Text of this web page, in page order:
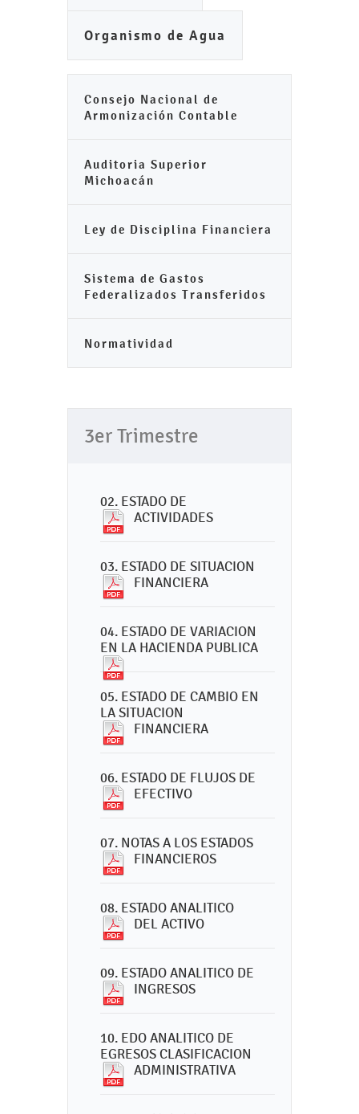
Organismo de Agua
Consejo Nacional de
Armonización Contable
Auditoria Superior
Michoacán
Ley de Disciplina Financiera
Sistema de Gastos
Federalizados Transferidos
Normatividad
3er Trimestre
02. ESTADO DE
ACTIVIDADES
03. ESTADO DE SITUACION
FINANCIERA
04. ESTADO DE VARIACION
EN LA HACIENDA PUBLICA
05. ESTADO DE CAMBIO EN
LA SITUACION
FINANCIERA
06. ESTADO DE FLUJOS DE
EFECTIVO
07. NOTAS A LOS ESTADOS
FINANCIEROS
08. ESTADO ANALITICO
DEL ACTIVO
09. ESTADO ANALITICO DE
INGRESOS
10. EDO ANALITICO DE
EGRESOS CLASIFICACION
ADMINISTRATIVA